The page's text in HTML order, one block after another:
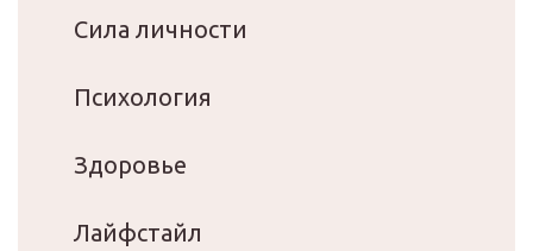
Сила личности
Психология
Здоровье
Лайфстайл